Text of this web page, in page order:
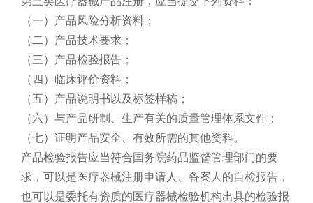
（一）产品风险分析资料；
（二）产品技术要求；
（三）产品检验报告；
（四）临床评价资料；
（五）产品说明书以及标签样稿；
（六）与产品研制、生产有关的质量管理体系文件；
（七）证明产品安全、有效所需的其他资料。
产品检验报告应当符合国务院药品监督管理部门的要
求，可以是医疗器械注册申请人、备案人的自检报告，
也可以是委托有资质的医疗器械检验机构出具的检验报